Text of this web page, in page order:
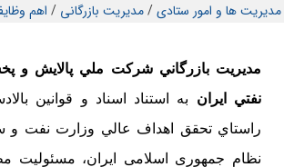
مدیریت ها و امور ستادی/مديريت بازرگانی / اهم
مديريت بازرگاني شركت ملي پالايش و
نفتي ايران به استناد اسناد و قوانین
راستاي تحقق اهداف عالي وزارت نفت
نظام جمهوری اسلامی ایران، مسئوليت